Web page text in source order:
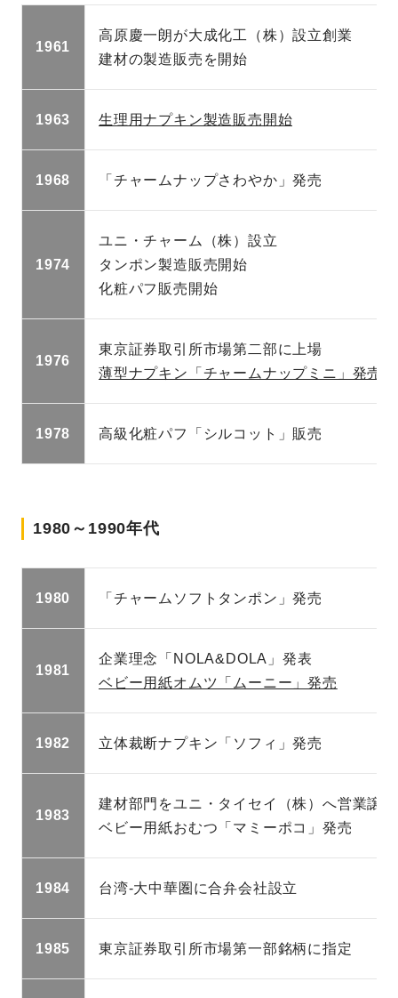
1961
高原慶一朗が大成化工（株）設立創業
建材の製造販売を開始
1963 生理用ナプキン製造販売開始
1968 「チャームナップさわやか」発売
1974
ユニ・チャーム（株）設立
タンポン製造販売開始
化粧パフ販売開始
1976
東京証券取引所市場第二部に上場
薄型ナプキン「チャームナップミニ」発売
1978 高級化粧パフ「シルコット」販売
1980～1990年代
1980 「チャームソフトタンポン」発売
1981
企業理念「NOLA&DOLA」発表
ベビー用紙オムツ「ムーニー」発売
1982 立体裁断ナプキン「ソフィ」発売
1983
建材部門をユニ・タイセイ（株）へ営業譲渡
ベビー用紙おむつ「マミーポコ」発売
1984 台湾-大中華圏に合弁会社設立
1985 東京証券取引所市場第一部銘柄に指定